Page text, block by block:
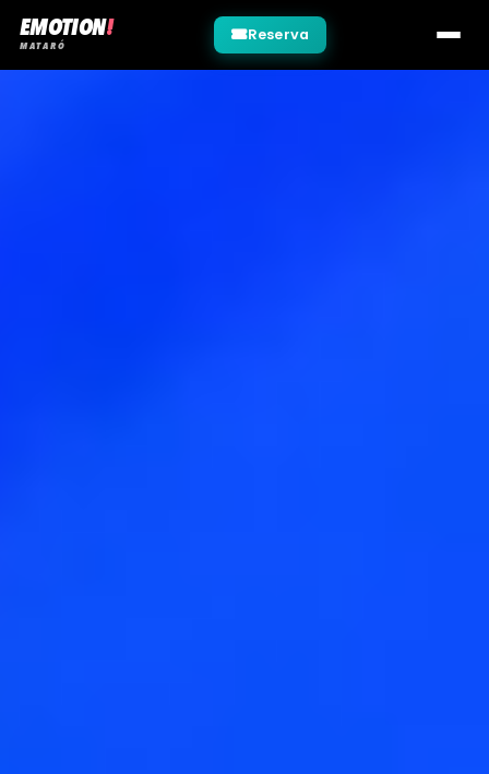
EMOTION!
MATARÓ
Reserva